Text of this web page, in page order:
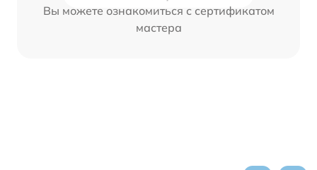
Вы можете ознакомиться с сертификатом
мастера